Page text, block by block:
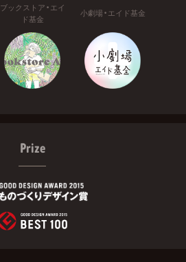
ブックストア・エイ
ド基金
小劇場・エイド基金
Prize